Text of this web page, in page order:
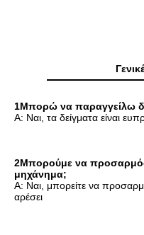
1Μπορώ να παραγγείλω
Α: Ναι, τα δείγματα είναι
2Μπορούμε να
μηχάνημα;
Α: Ναι, μπορείτε να
αρέσει